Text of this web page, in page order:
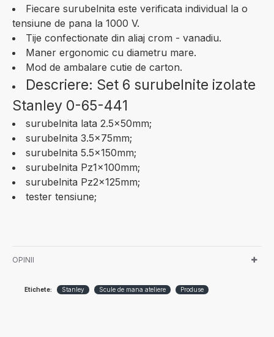
Fiecare surubelnita este verificata individual la o
tensiune de pana la 1000 V.
Tije confectionate din aliaj crom - vanadiu.
Maner ergonomic cu diametru mare.
Mod de ambalare cutie de carton.
Descriere: Set 6 surubelnite izolate
Stanley 0-65-441
surubelnita lata 2.5x50mm;
surubelnita 3.5x75mm;
surubelnita 5.5x150mm;
surubelnita Pz1x100mm;
surubelnita Pz2x125mm;
tester tensiune;
OPINII
Etichete: Stanley Scule de mana ateliere Produse